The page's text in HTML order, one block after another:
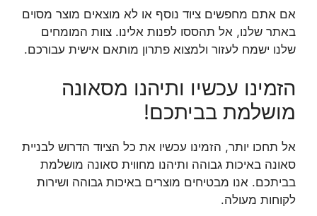
אם אתם מחפשים ציוד נוסף או לא מוצאים מוצר מסוים
באתר שלנו, אל תהססו לפנות אלינו. צוות המומחים
שלנו ישמח לעזור ולמצוא פתרון מותאם אישית עבורכם.
הזמינו עכשיו ותיהנו מסאונה
מושלמת בביתכם!
אל תחכו יותר, הזמינו עכשיו את כל הציוד הדרוש לבניית
סאונה באיכות גבוהה ותיהנו מחווית סאונה מושלמת
בביתכם. אנו מבטיחים מוצרים באיכות גבוהה ושירות
לקוחות מעולה.